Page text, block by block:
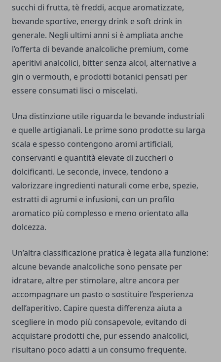
succhi di frutta, tè freddi, acque aromatizzate,
bevande sportive, energy drink e soft drink in
generale. Negli ultimi anni si è ampliata anche
l’offerta di bevande analcoliche premium, come
aperitivi analcolici, bitter senza alcol, alternative a
gin o vermouth, e prodotti botanici pensati per
essere consumati lisci o miscelati.
Una distinzione utile riguarda le bevande industriali
e quelle artigianali. Le prime sono prodotte su larga
scala e spesso contengono aromi artificiali,
conservanti e quantità elevate di zuccheri o
dolcificanti. Le seconde, invece, tendono a
valorizzare ingredienti naturali come erbe, spezie,
estratti di agrumi e infusioni, con un profilo
aromatico più complesso e meno orientato alla
dolcezza.
Un’altra classificazione pratica è legata alla funzione:
alcune bevande analcoliche sono pensate per
idratare, altre per stimolare, altre ancora per
accompagnare un pasto o sostituire l’esperienza
dell’aperitivo. Capire questa differenza aiuta a
scegliere in modo più consapevole, evitando di
acquistare prodotti che, pur essendo analcolici,
risultano poco adatti a un consumo frequente.